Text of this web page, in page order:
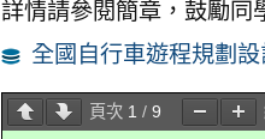
詳情請參閱簡章，鼓勵同
全國自行車遊程規劃
頁次 1 / 9